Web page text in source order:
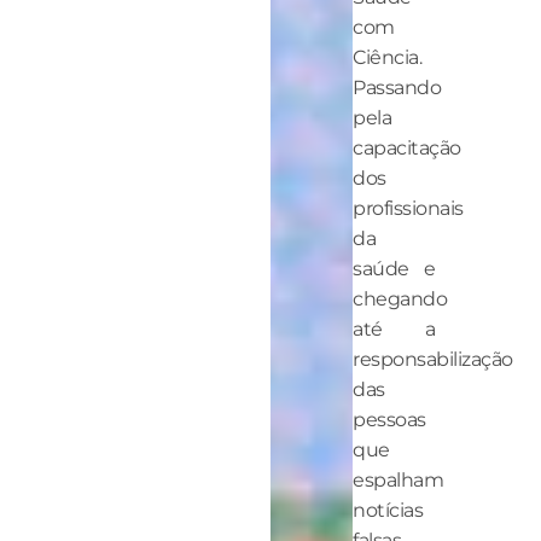
com
Ciência.
Passando
pela
capacitação
dos
profissionais
da
saúde e
chegando
até a
responsabilização
das
pessoas
que
espalham
notícias